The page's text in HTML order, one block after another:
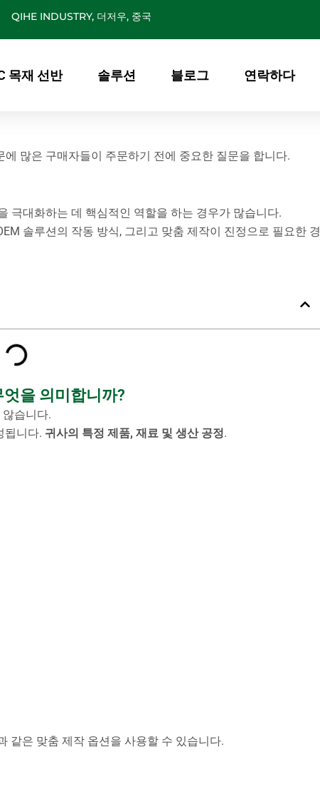
QIHE INDUSTRY, 더저우, 중국
목재 선반 솔루션 블로그 연락하다
많은 구매자들이 주문하기 전에 중요한 질문을 합니다.
극대화하는 데 핵심적인 역할을 하는 경우가 많습니다.
솔루션의 작동 방식, 그리고 맞춤 제작이 진정으로 필요한 경
을 의미합니까?
습니다.
됩니다. 귀사의 특정 제품, 재료 및 생산 공정.
같은 맞춤 제작 옵션을 사용할 수 있습니다.